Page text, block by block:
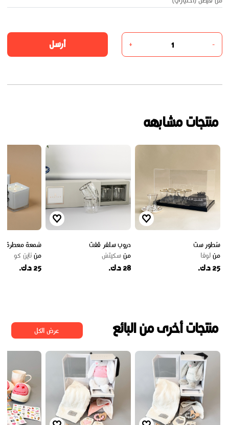
-
+ أرسل
منتجات مشابهه
سُطور ست
من لوفا
25 د.ك.
دروب سلفر قفت
من سكيتش
28 د.ك.
شمعة معطرة
من ناين كو
25 د.ك.
منتجات أخرى من البائع عرض الكل